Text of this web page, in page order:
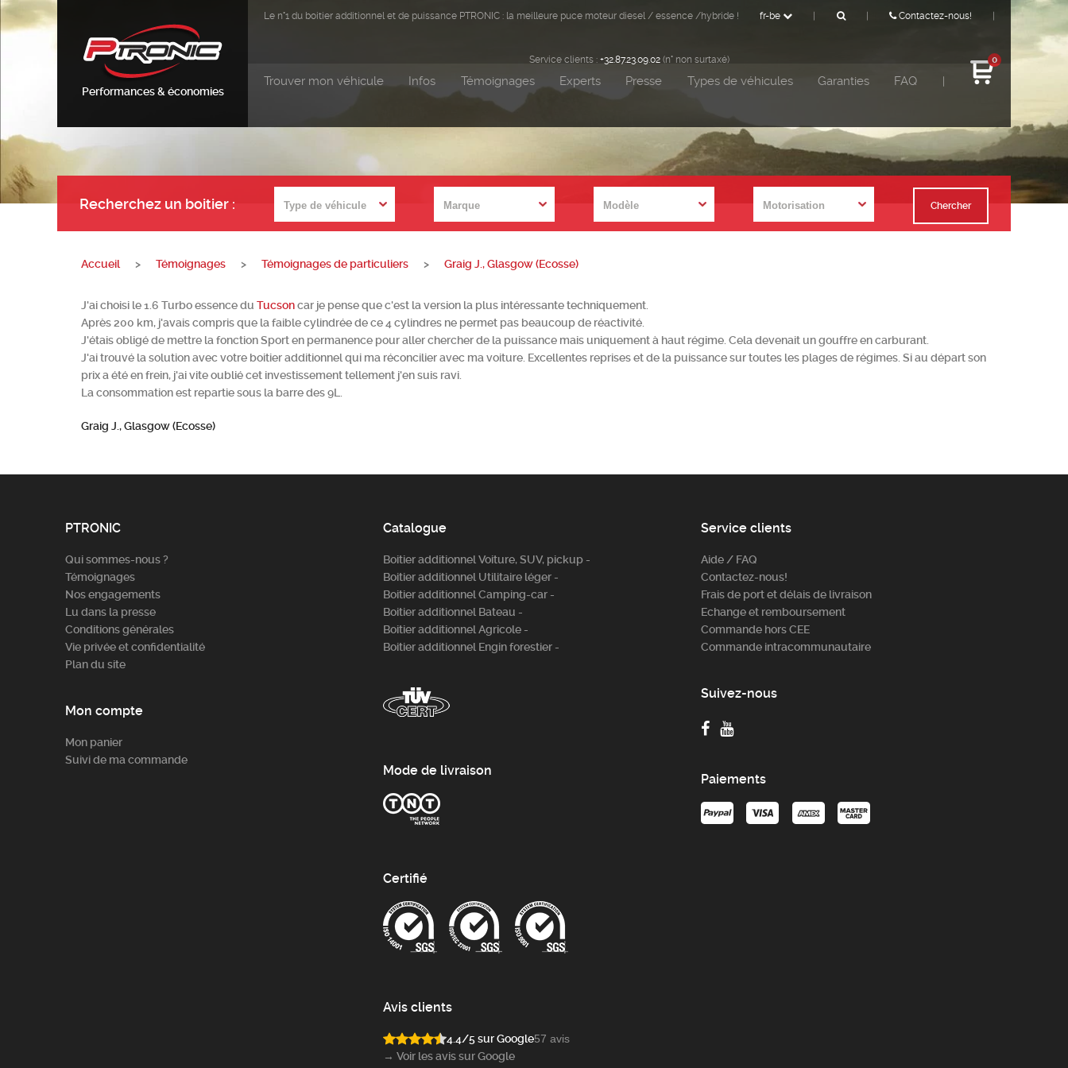
Performances & économies
Trouver mon véhicule Infos Témoignages Experts Presse Types de véhicules Garanties FAQ
0
Le n°1 du boitier additionnel et de puissance PTRONIC : la meilleure puce moteur diesel / essence /hybride ! fr-be Contactez-nous!
Service clients : +32.87.23.09.02 (n° non surtaxé)
Recherchez un boitier : Chercher
Accueil > Témoignages > Témoignages de particuliers > Graig J., Glasgow (Ecosse)
J'ai choisi le 1.6 Turbo essence du Tucsoncar je pense que c'est la version la plus intéressante techniquement.
Après 200 km, j'avais compris que la faible cylindrée de ce 4 cylindres ne permet pas beaucoup de réactivité.
J'étais obligé de mettre la fonction Sport en permanence pour aller chercher de la puissance mais uniquement à haut régime. Cela devenait un gouffre en carburant.
J'ai trouvé la solution avec votre boitier additionnel qui ma réconcilier avec ma voiture. Excellentes reprises et de la puissance sur toutes les plages de régimes. Si au départ son
prix a été en frein, j'ai vite oublié cet investissement tellement j'en suis ravi.
La consommation est repartie sous la barre des 9L.
Graig J., Glasgow (Ecosse)
PTRONIC
Qui sommes-nous ?
Témoignages
Nos engagements
Lu dans la presse
Conditions générales
Vie privée et confidentialité
Plan du site
Mon compte
Mon panier
Suivi de ma commande
Catalogue
Boitier additionnel Voiture, SUV, pickup -
Boitier additionnel Utilitaire léger -
Boitier additionnel Camping-car -
Boitier additionnel Bateau -
Boitier additionnel Agricole -
Boitier additionnel Engin forestier -
Mode de livraison
Certifié
Avis clients
4.4/5 sur Google57 avis
→ Voir les avis sur Google
Service clients
Aide / FAQ
Contactez-nous!
Frais de port et délais de livraison
Echange et remboursement
Commande hors CEE
Commande intracommunautaire
Suivez-nous
Paiements